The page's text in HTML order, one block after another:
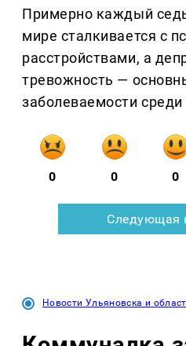
Примерно каждый
мире сталкивается с
расстройствами, а
тревожность —
заболеваемости
0 0 0
Следующая
Новости Ульяновска и